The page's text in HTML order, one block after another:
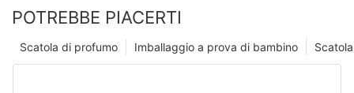
POTREBBE PIACERTI
Imballaggio a prova di bambino
Scatola di profumo